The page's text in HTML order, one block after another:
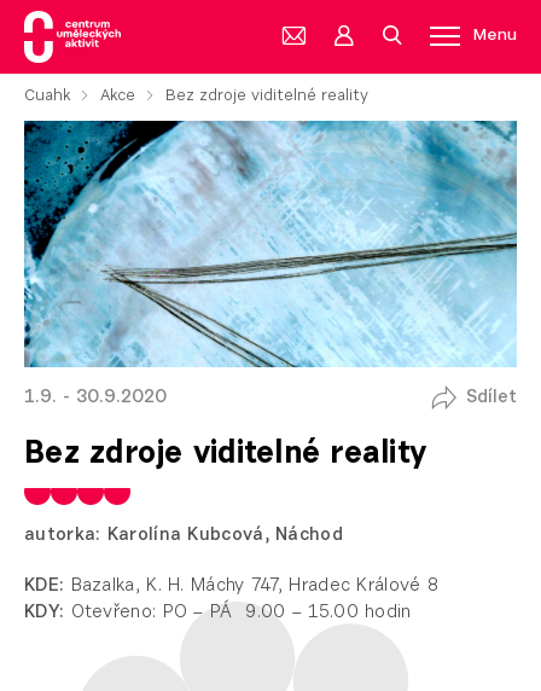
Menu
Cuahk Akce Bez zdroje viditelné reality
1.9. - 30.9.2020 Sdílet
Bez zdroje viditelné reality
autorka: Karolína Kubcová, Náchod
KDE: Bazalka, K. H. Máchy 747, Hradec Králové 8
KDY: Otevřeno: PO – PÁ 9.00 – 15.00 hodin